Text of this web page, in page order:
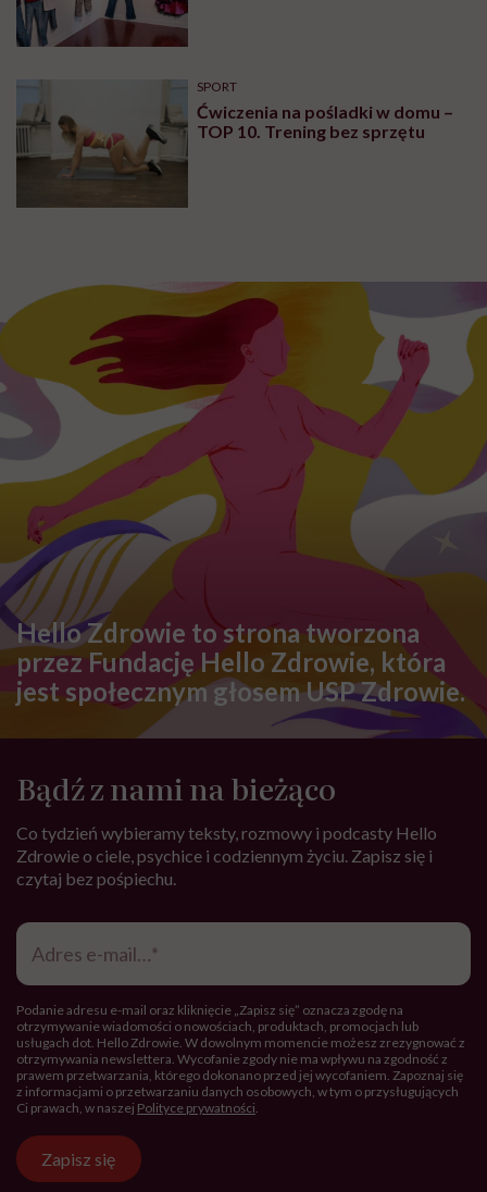
SPORT
Ćwiczenia na pośladki w domu –
TOP 10. Trening bez sprzętu
Hello Zdrowie to strona tworzona
przez Fundację Hello Zdrowie, która
jest społecznym głosem USP Zdrowie.
Bądź z nami na bieżąco
Co tydzień wybieramy teksty, rozmowy i podcasty Hello
Zdrowie o ciele, psychice i codziennym życiu. Zapisz się i
czytaj bez pośpiechu.
Adres
mail*
Podanie adresu e-mail oraz kliknięcie „Zapisz się” oznacza zgodę na
otrzymywanie wiadomości o nowościach, produktach, promocjach lub
usługach dot. Hello Zdrowie. W dowolnym momencie możesz zrezygnować z
otrzymywania newslettera. Wycofanie zgody nie ma wpływu na zgodność z
prawem przetwarzania, którego dokonano przed jej wycofaniem. Zapoznaj się
z informacjami o przetwarzaniu danych osobowych, w tym o przysługujących
Ci prawach, w naszej Polityce prywatności.
Zapisz się